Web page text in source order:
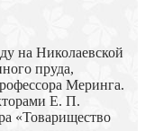
на Николаевской
пруда,
Меринга.
Е. П.
«Товарищество